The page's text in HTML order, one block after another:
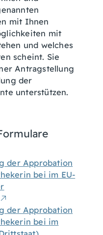
mit Ihnen
mit
und welches
scheint. Sie
Antragstellung
der
unterstützen.
der Approbation
bei im EU-
der Approbation
bei im